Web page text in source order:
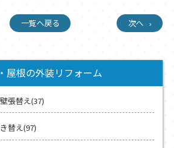
一覧へ戻る 次へ
屋根の外装リフォーム
張替え(37)
替え(97)